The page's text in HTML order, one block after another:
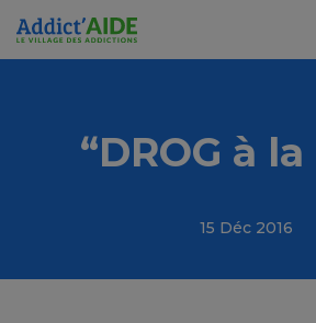
Aller au contenu principal
“DROG à
15 Déc 2016
Panneau de gestion des cookies